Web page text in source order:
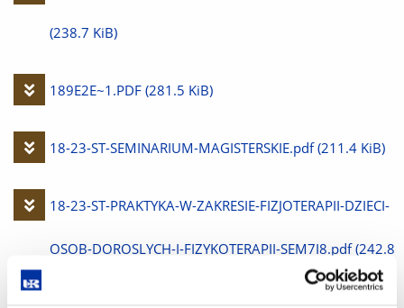
plik
(238.7 KiB)
Pobierz
189E2E~1.PDF (281.5 KiB)
Pobierz
18-23-ST-SEMINARIUM-MAGISTERSKIE.pdf (211.4 KiB)
Pobierz
plik
18-23-ST-PRAKTYKA-W-ZAKRESIE-FIZJOTERAPII-DZIECI-
OSOB-DOROSLYCH-I-FIZYKOTERAPII-SEM7I8.pdf (242.8